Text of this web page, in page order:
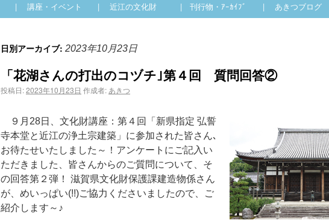
| 講座・イベント | 近江の文化財 | 刊行物・ｱｰｶｲﾌﾞ | あきつブログ
日別アーカイブ: 2023年10月23日
「花湖さんの打出のコヅチ｣第４回 質問回答②
投稿日:2023年10月23日 作成者: あきつ
９月28日、文化財講座：第４回「新県指定 弘誓
寺本堂と近江の浄土宗建築」に参加された皆さん､
お待たせいたしました～！アンケートにご記入い
ただきました、皆さんからのご質問について、そ
の回答第２弾！ 滋賀県文化財保護課建造物係さん
が、めいっぱい(!!)ご協力くださいましたので、ご
紹介します～♪